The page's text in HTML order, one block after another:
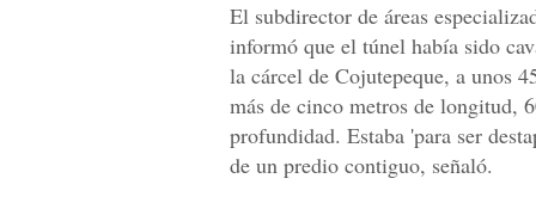
El subdirector de áreas
informó que el túnel había sido
la cárcel de Cojutepeque, a unos
más de cinco metros de longitud,
profundidad. Estaba 'para ser
de un predio contiguo, señaló.